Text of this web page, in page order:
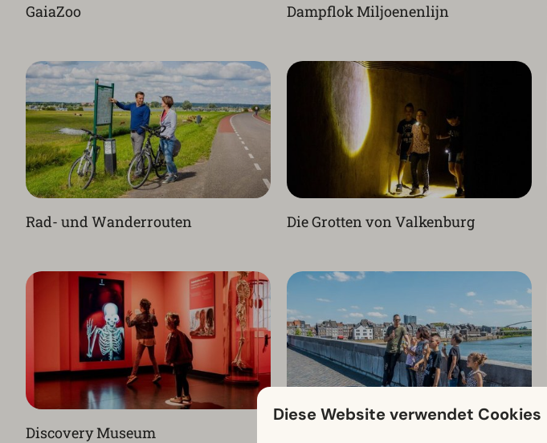
GaiaZoo Dampflok Miljoenenlijn
Rad- und Wanderrouten Die Grotten von Valkenburg
Discovery Museum
Diese Website verwendet Cookies